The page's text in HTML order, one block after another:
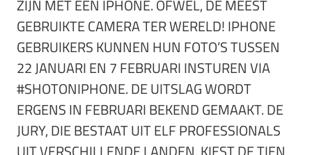
ZIJN MET EEN IPHONE. OFWEL, DE MEEST
GEBRUIKTE CAMERA TER WERELD! IPHONE
GEBRUIKERS KUNNEN HUN FOTO’S TUSSEN
22 JANUARI EN 7 FEBRUARI INSTUREN VIA
#SHOTONIPHONE. DE UITSLAG WORDT
ERGENS IN FEBRUARI BEKEND GEMAAKT. DE
JURY, DIE BESTAAT UIT ELF PROFESSIONALS